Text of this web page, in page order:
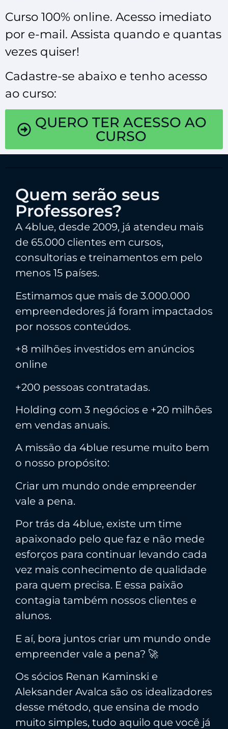
Curso 100% online. Acesso imediato
por e-mail. Assista quando e quantas
vezes quiser!
Cadastre-se abaixo e tenho acesso
ao curso:
QUERO TER ACESSO AO
CURSO
Quem serão seus
Professores?
A 4blue, desde 2009, já atendeu mais
de 65.000 clientes em cursos,
consultorias e treinamentos em pelo
menos 15 países.
Estimamos que mais de 3.000.000
empreendedores já foram impactados
por nossos conteúdos.
+8 milhões investidos em anúncios
online
+200 pessoas contratadas.
Holding com 3 negócios e +20 milhões
em vendas anuais.
A missão da 4blue resume muito bem
o nosso propósito:
Criar um mundo onde empreender
vale a pena.
Por trás da 4blue, existe um time
apaixonado pelo que faz e não mede
esforços para continuar levando cada
vez mais conhecimento de qualidade
para quem precisa. E essa paixão
contagia também nossos clientes e
alunos.
E aí, bora juntos criar um mundo onde
empreender vale a pena? 🚀
Os sócios Renan Kaminski e
Aleksander Avalca são os idealizadores
desse método, que ensina de modo
muito simples, tudo aquilo que você já